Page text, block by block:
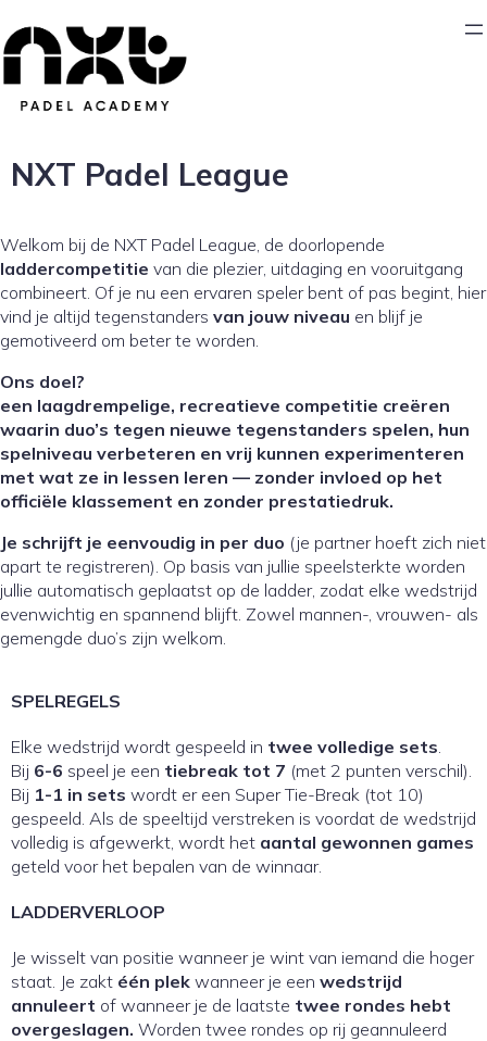
NXT Padel League
Welkom bij de NXT Padel League, de doorlopende
laddercompetitie van die plezier, uitdaging en vooruitgang
combineert. Of je nu een ervaren speler bent of pas begint, hier
vind je altijd tegenstanders van jouw niveau en blijf je
gemotiveerd om beter te worden.
Ons doel?
een laagdrempelige, recreatieve competitie creëren
waarin duo’s tegen nieuwe tegenstanders spelen, hun
spelniveau verbeteren en vrij kunnen experimenteren
met wat ze in lessen leren — zonder invloed op het
officiële klassement en zonder prestatiedruk.
Je schrijft je eenvoudig in per duo (je partner hoeft zich niet
apart te registreren). Op basis van jullie speelsterkte worden
jullie automatisch geplaatst op de ladder, zodat elke wedstrijd
evenwichtig en spannend blijft. Zowel mannen-, vrouwen- als
gemengde duo’s zijn welkom.
SPELREGELS
Elke wedstrijd wordt gespeeld in twee volledige sets.
Bij 6-6 speel je een tiebreak tot 7 (met 2 punten verschil).
Bij 1-1 in sets wordt er een Super Tie-Break (tot 10)
gespeeld. Als de speeltijd verstreken is voordat de wedstrijd
volledig is afgewerkt, wordt het aantal gewonnen games
geteld voor het bepalen van de winnaar.
LADDERVERLOOP
Je wisselt van positie wanneer je wint van iemand die hoger
staat. Je zakt één plek wanneer je een wedstrijd
annuleert of wanneer je de laatste twee rondes hebt
overgeslagen. Worden twee rondes op rij geannuleerd